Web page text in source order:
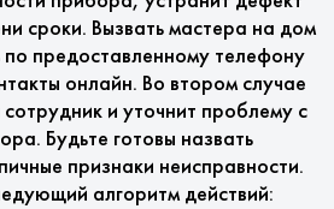
сроки. Вызвать мастера на дом
предоставленному телефону
онлайн. Во втором случае
и уточнит проблему с
Будьте готовы назвать
признаки неисправности.
алгоритм действий: